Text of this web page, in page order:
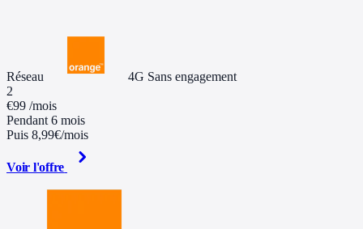
Réseau 4G Sans engagement
2
€99 /mois
Pendant 6 mois
Puis 8,99€/mois
Voir l'offre